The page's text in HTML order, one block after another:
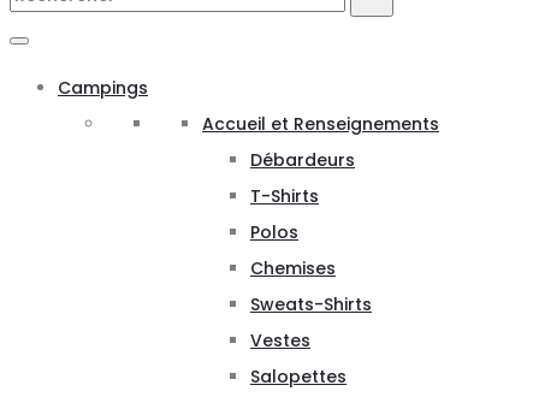
Campings
Accueil et Renseignements
Débardeurs
T-Shirts
Polos
Chemises
Sweats-Shirts
Vestes
Salopettes